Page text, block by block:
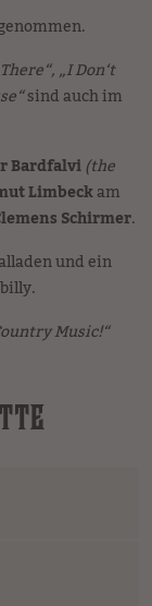
„I Don‘t
sind auch im
Bardfalvi(the
Limbeckam
Schirmer.
und ein
Music!“